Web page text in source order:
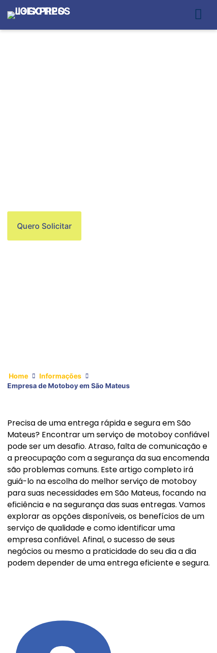
Quero Solicitar
Home
Informações
Empresa de Motoboy em São Mateus
Precisa de uma entrega rápida e segura em São
Mateus? Encontrar um serviço de motoboy confiável
pode ser um desafio. Atraso, falta de comunicação e
a preocupação com a segurança da sua encomenda
são problemas comuns. Este artigo completo irá
guiá-lo na escolha do melhor serviço de motoboy
para suas necessidades em São Mateus, focando na
eficiência e na segurança das suas entregas. Vamos
explorar as opções disponíveis, os benefícios de um
serviço de qualidade e como identificar uma
empresa confiável. Afinal, o sucesso de seus
negócios ou mesmo a praticidade do seu dia a dia
podem depender de uma entrega eficiente e segura.